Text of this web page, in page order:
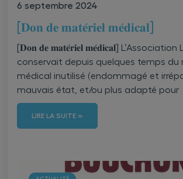
[𝐃𝐨𝐧 𝐝𝐞 𝐦𝐚𝐭𝐞́𝐫𝐢𝐞𝐥 𝐦𝐞́𝐝𝐢𝐜𝐚𝐥]
[𝐃𝐨𝐧 𝐝𝐞 𝐦𝐚𝐭𝐞́𝐫𝐢𝐞𝐥 𝐦𝐞́𝐝𝐢𝐜𝐚𝐥] L’Association
conservait depuis quelques temps du
médical inutilisé (endommagé et
mauvais état, et/ou plus adapté pour
LIRE LA SUITE »
6 septembre 2024